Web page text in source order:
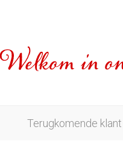
Welkom in
Terugkomende klant